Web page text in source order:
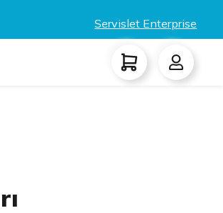
Servislet Enterprise